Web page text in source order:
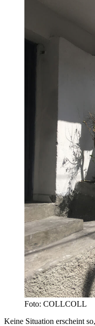
Foto: COLLCOLL
Keine Situation erscheint